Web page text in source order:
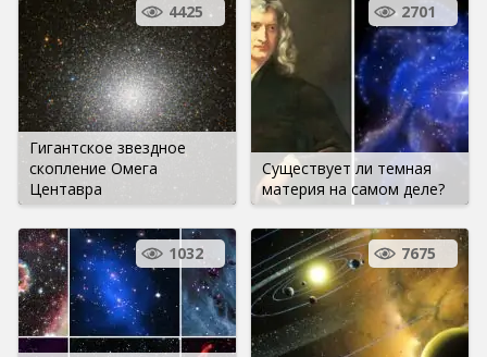
Гигантское звездное
скопление Омега
Центавра
4425
Существует ли темная
материя на самом деле?
2701
1032 7675